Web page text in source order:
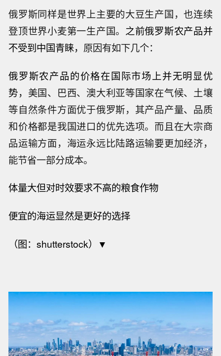
俄罗斯同样是世界上主要的大豆生产国，也连续
登顶世界小麦第一生产国。 之前俄罗斯农产品并
不受到中国青睐， 原因有如下几个：
俄罗斯农产品的价格在国际市场上并无明显优
势， 美国、巴西、澳大利亚等国家在气候、土壤
等自然条件方面优于俄罗斯，其产品产量、品质
和价格都是我国进口的优先选项。而且在大宗商
品运输方面，海运永远比陆路运输要更加经济，
能节省一部分成本。
体量大但对时效要求不高的粮食作物
便宜的海运显然是更好的选择
（图：shutterstock）▼